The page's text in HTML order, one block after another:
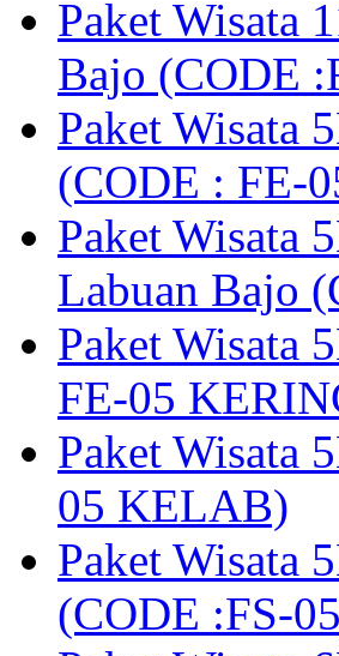
Paket Wisata
Bajo (CODE
Paket Wisata
(CODE : FE-
Paket Wisata
Labuan Bajo
Paket Wisata
FE-05
Paket Wisata
05 KELAB)
Paket Wisata
(CODE :FS-